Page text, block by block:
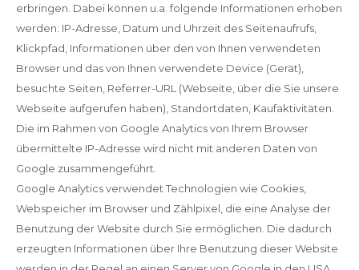
erbringen. Dabei können u.a. folgende Informationen erhoben
werden: IP-Adresse, Datum und Uhrzeit des Seitenaufrufs,
Klickpfad, Informationen über den von Ihnen verwendeten
Browser und das von Ihnen verwendete Device (Gerät),
besuchte Seiten, Referrer-URL (Webseite, über die Sie unsere
Webseite aufgerufen haben), Standortdaten, Kaufaktivitäten.
Die im Rahmen von Google Analytics von Ihrem Browser
übermittelte IP-Adresse wird nicht mit anderen Daten von
Google zusammengeführt.
Google Analytics verwendet Technologien wie Cookies,
Webspeicher im Browser und Zählpixel, die eine Analyse der
Benutzung der Website durch Sie ermöglichen. Die dadurch
erzeugten Informationen über Ihre Benutzung dieser Website